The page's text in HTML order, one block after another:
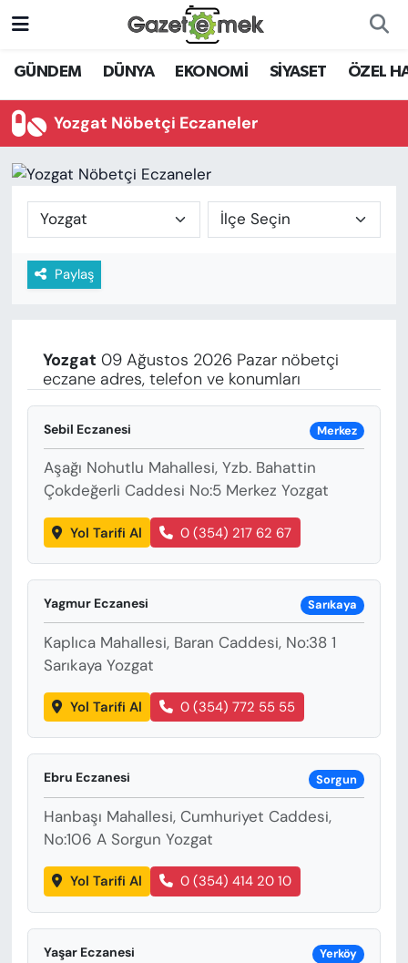
GÜNDEM DÜNYA EKONOMİ SİYASET ÖZEL
Yozgat Nöbetçi Eczaneler
Paylaş
Yozgat 09 Ağustos 2026 Pazar nöbetçi
eczane adres, telefon ve konumları
Sebil Eczanesi Merkez
Aşağı Nohutlu Mahallesi, Yzb. Bahattin
Çokdeğerli Caddesi No:5 Merkez Yozgat
Yol Tarifi Al 0 (354) 217 62 67
Yagmur Eczanesi Sarıkaya
Kaplıca Mahallesi, Baran Caddesi, No:38 1
Sarıkaya Yozgat
Yol Tarifi Al 0 (354) 772 55 55
Ebru Eczanesi Sorgun
Hanbaşı Mahallesi, Cumhuriyet Caddesi,
No:106 A Sorgun Yozgat
Yol Tarifi Al 0 (354) 414 20 10
Yaşar Eczanesi Yerköy
DÜNYA
EKONOMİ
YENİ MEDYADA EMEK
GAZETECİLİĞİNİ GELİŞTİRMEK
FAYDALI BİLGİLER
EĞİTİM
SAĞLIK
MAGAZİN
ÖZEL HABER
YAZAR KÖŞESİ
SİYASET
VAN VE DİYARBAKIR HABERLERİ
Nöbetçi Eczaneler
Hava Durumu
Trafik Durumu
Haber Arşivi